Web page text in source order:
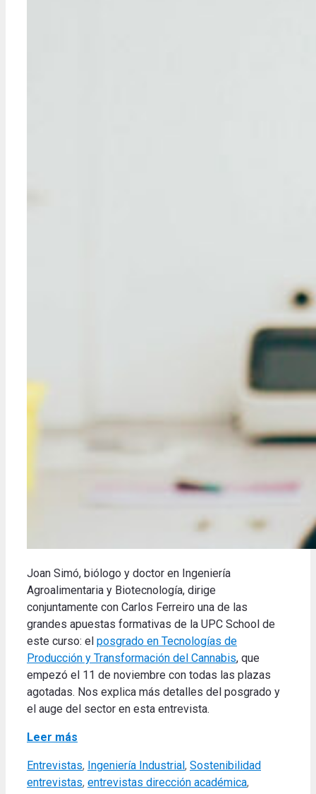
Joan Simó, biólogo y doctor en Ingeniería
Agroalimentaria y Biotecnología, dirige
conjuntamente con Carlos Ferreiro una de las
grandes apuestas formativas de la UPC School de
este curso: el posgrado en Tecnologías de
Producción y Transformación del Cannabis, que
empezó el 11 de noviembre con todas las plazas
agotadas. Nos explica más detalles del posgrado y
el auge del sector en esta entrevista.
Leer más
Categories
Entrevistas, Ingeniería Industrial, SostenibilidadTags
entrevistas, entrevistas dirección académica,